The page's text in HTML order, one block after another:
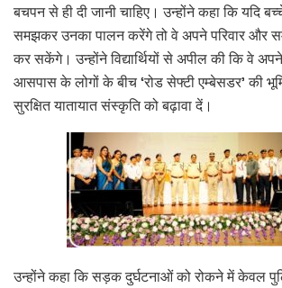
बचपन से ही दी जानी चाहिए। उन्होंने कहा कि यदि
समझकर उनका पालन करेंगे तो वे अपने परिवार और
कर सकेंगे। उन्होंने विद्यार्थियों से अपील की कि वे
आसपास के लोगों के बीच ‘रोड सेफ्टी एम्बेसडर’ की
सुरक्षित यातायात संस्कृति को बढ़ावा दें।
उन्होंने कहा कि सड़क दुर्घटनाओं को रोकने में केवल